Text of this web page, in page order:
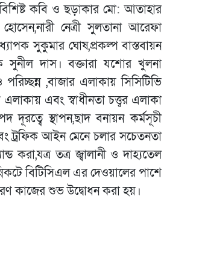
কবি ও ছড়াকার মো: আতাহার
নেত্রী সুলতানা আরেফা
সুকুমার ঘোষ,প্রকল্প বাস্তবায়ন
সুনীল দাস। বক্তারা যশোর খুলনা
,বাজার এলাকায় সিসিটিভি
এবং স্বাধীনতা চত্ত্বর এলাকা
দূরত্বে স্থাপন,ছাদ বনায়ন কর্মসূচী
ট্রফিক আইন মেনে চলার সচেতনতা
করা,যত্র তত্র জ্বালানী ও দাহ্যতেল
বিটিসিএল এর দেওয়ালের পাশে
কাজের শুভ উদ্বোধন করা হয়।